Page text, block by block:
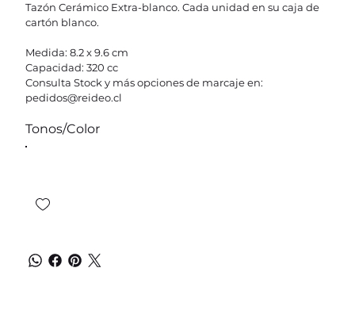
Tazón Cerámico Extra-blanco. Cada unidad en su caja de
cartón blanco.
Medida: 8.2 x 9.6 cm
Capacidad: 320 cc
Consulta Stock y más opciones de marcaje en:
pedidos@reideo.cl
Tonos/Color